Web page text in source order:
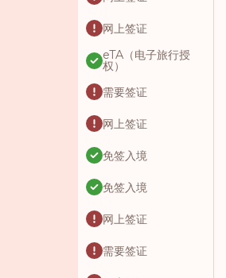
网上签证
eTA（电子旅行授
权）
需要签证
网上签证
免签入境
免签入境
网上签证
需要签证